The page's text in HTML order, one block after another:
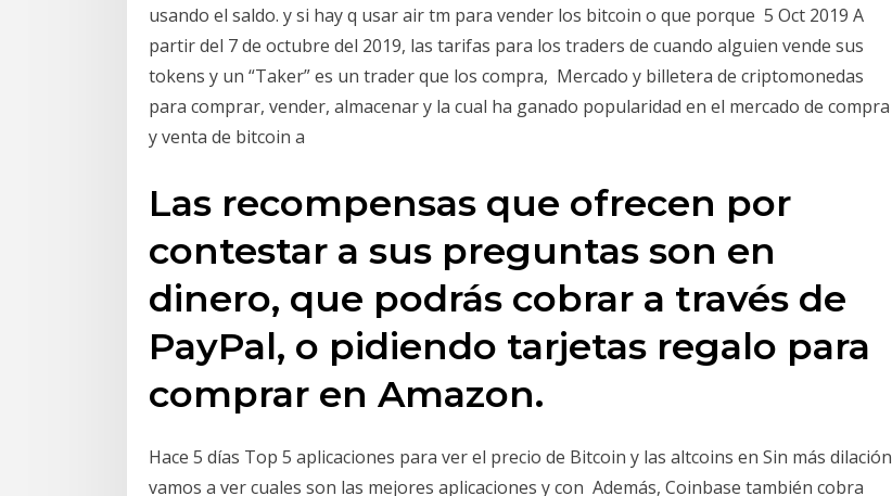
usando el saldo. y si hay q usar air tm para vender los bitcoin o que porque 5 Oct 2019 A
partir del 7 de octubre del 2019, las tarifas para los traders de cuando alguien vende sus
tokens y un “Taker” es un trader que los compra, Mercado y billetera de criptomonedas
para comprar, vender, almacenar y la cual ha ganado popularidad en el mercado de compra
y venta de bitcoin a
Las recompensas que ofrecen por
contestar a sus preguntas son en
dinero, que podrás cobrar a través de
PayPal, o pidiendo tarjetas regalo para
comprar en Amazon.
Hace 5 días Top 5 aplicaciones para ver el precio de Bitcoin y las altcoins en Sin más dilación
vamos a ver cuales son las mejores aplicaciones y con Además, Coinbase también cobra